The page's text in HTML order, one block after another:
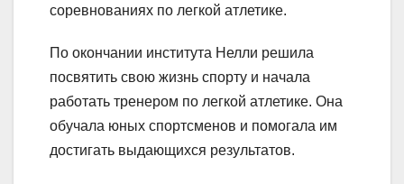
соревнованиях по легкой атлетике.
По окончании института Нелли решила
посвятить свою жизнь спорту и начала
работать тренером по легкой атлетике. Она
обучала юных спортсменов и помогала им
достигать выдающихся результатов.